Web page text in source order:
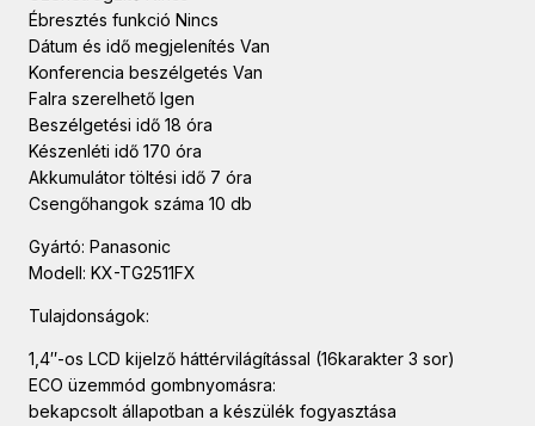
Ébresztés funkció Nincs
Dátum és idő megjelenítés Van
Konferencia beszélgetés Van
Falra szerelhető Igen
Beszélgetési idő 18 óra
Készenléti idő 170 óra
Akkumulátor töltési idő 7 óra
Csengőhangok száma 10 db
Gyártó: Panasonic
Modell: KX-TG2511FX
Tulajdonságok:
1,4″-os LCD kijelző háttérvilágítással (16karakter 3 sor)
ECO üzemmód gombnyomásra:
bekapcsolt állapotban a készülék fogyasztása